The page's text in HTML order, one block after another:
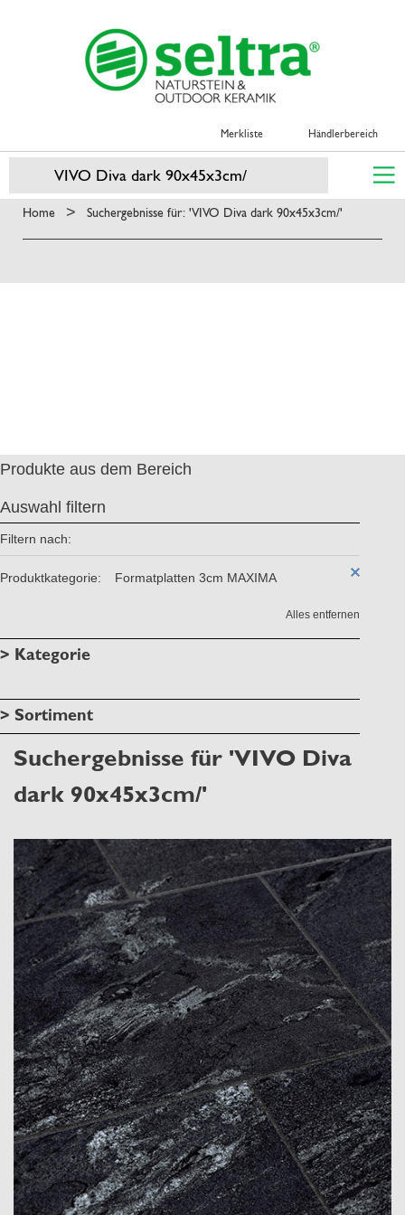
Merkliste Händlerbereich
Home > Suchergebnisse für: 'VIVO Diva dark 90x45x3cm/'
Produkte aus dem Bereich
Auswahl filtern
Filtern nach:
Produktkategorie: Formatplatten 3cm MAXIMA
Alles entfernen
> Kategorie
> Sortiment
Suchergebnisse für 'VIVO Diva
dark 90x45x3cm/'